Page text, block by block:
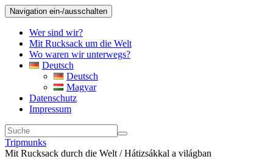
Navigation ein-/ausschalten
Wer sind wir?
Mit Rucksack um die Welt
Wo waren wir unterwegs?
Deutsch
Deutsch
Magyar
Datenschutz
Impressum
Tripmunks
Mit Rucksack durch die Welt / Hátizsákkal a világban